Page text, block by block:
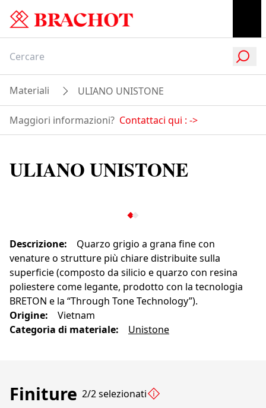
Materiali ULIANO UNISTONE
Maggiori informazioni? Contattaci qui : ->
ULIANO UNISTONE
Descrizione:
Quarzo grigio a grana fine con
venature o strutture più chiare distribuite sulla
superficie (composto da silicio e quarzo con resina
poliestere come legante, prodotto con la tecnologia
BRETON e la “Through Tone Technology”).
Origine:
Vietnam
Categoria di materiale: Unistone
Finiture 2/2 selezionati